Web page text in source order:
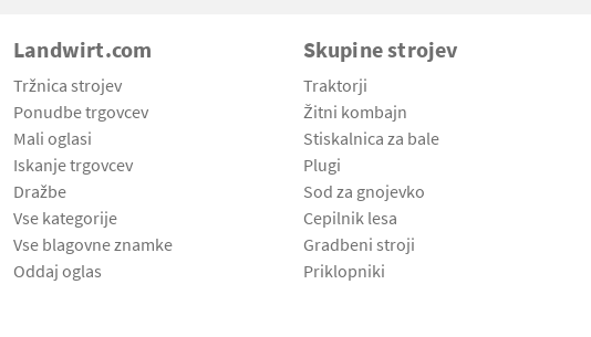
Landwirt.com
Tržnica strojev
Ponudbe trgovcev
Mali oglasi
Iskanje trgovcev
Dražbe
Vse kategorije
Vse blagovne znamke
Oddaj oglas
Skupine strojev
Traktorji
Žitni kombajn
Stiskalnica za bale
Plugi
Sod za gnojevko
Cepilnik lesa
Gradbeni stroji
Priklopniki